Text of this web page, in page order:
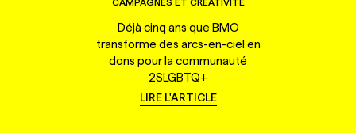
CAMPAGNES ET CRÉATIVITÉ
Déjà cinq ans que BMO
transforme des arcs-en-ciel en
dons pour la communauté
2SLGBTQ+
LIRE L'ARTICLE